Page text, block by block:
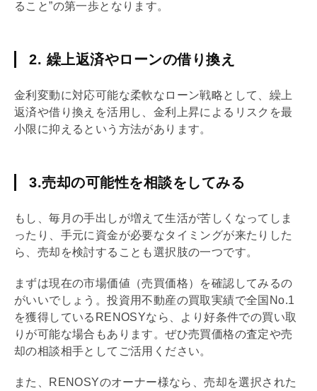
ること”の第一歩となります。
2. 繰上返済やローンの借り換え
金利変動に対応可能な柔軟なローン戦略として、 繰上
返済や借り換えを活用し、金利上昇によるリスクを最
小限に抑えるという方法があります。
3.売却の可能性を相談をしてみる
もし、毎月の手出しが増えて生活が苦しくなってしま
ったり、手元に資金が必要なタイミングが来たりした
ら、売却を検討することも選択肢の一つです。
まずは現在の市場価値（売買価格）を確認してみるの
がいいでしょう。投資用不動産の買取実績で全国No.1
を獲得しているRENOSYなら、より好条件での買い取
りが可能な場合もあります。ぜひ売買価格の査定や売
却の相談相手としてご活用ください。
また、RENOSYのオーナー様なら、売却を選択された